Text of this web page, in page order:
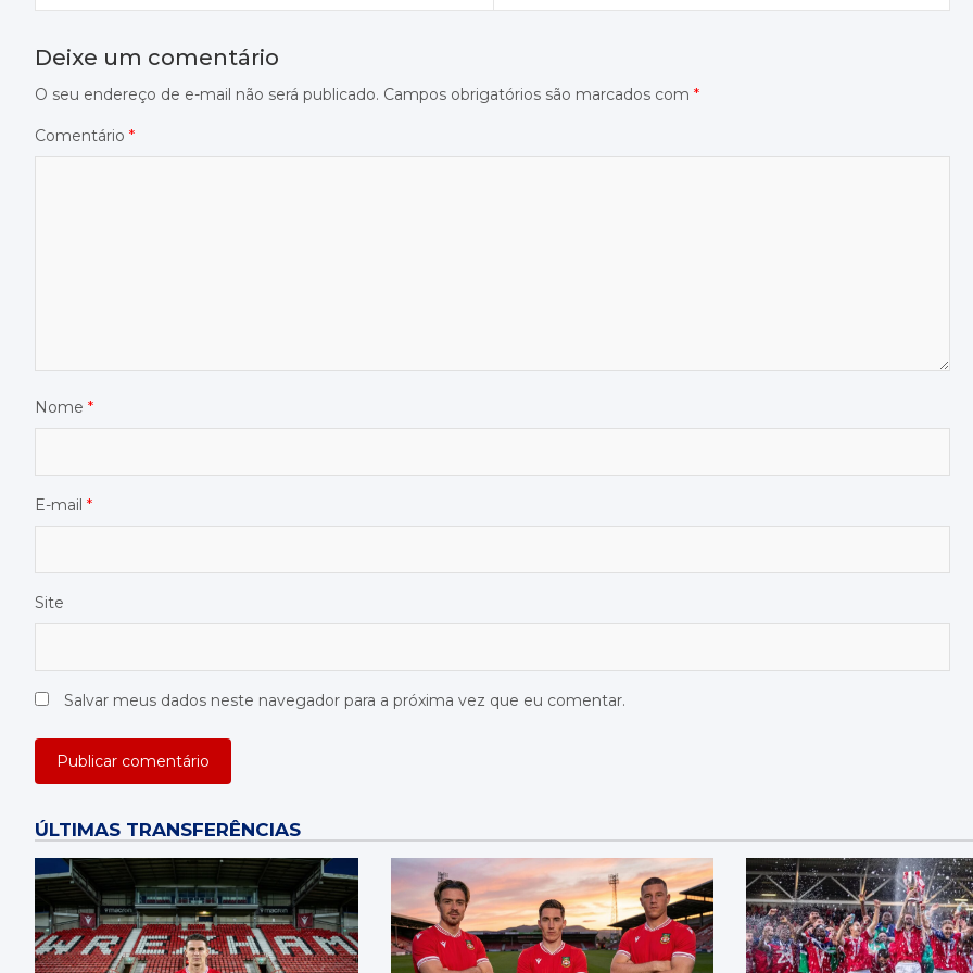
Deixe um comentário
O seu endereço de e-mail não será publicado. Campos obrigatórios são marcados com *
Comentário *
Nome *
E-mail *
Site
Salvar meus dados neste navegador para a próxima vez que eu comentar.
ÚLTIMAS TRANSFERÊNCIAS